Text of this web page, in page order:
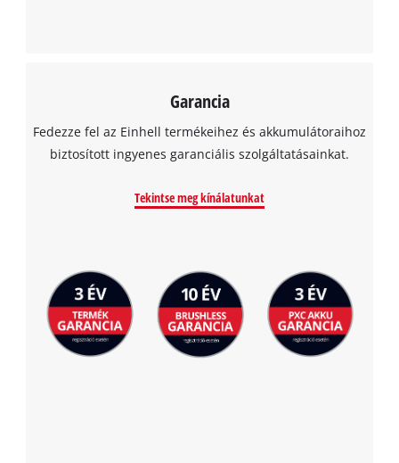
Garancia
Fedezze fel az Einhell termékeihez és akkumulátoraihoz
biztosított ingyenes garanciális szolgáltatásainkat.
Tekintse meg kínálatunkat